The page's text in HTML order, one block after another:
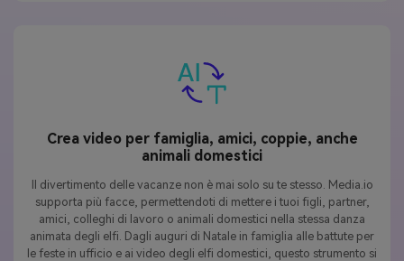
Crea video per famiglia, amici, coppie, anche
animali domestici
Il divertimento delle vacanze non è mai solo su te stesso. Media.io
supporta più facce, permettendoti di mettere i tuoi figli, partner,
amici, colleghi di lavoro o animali domestici nella stessa danza
animata degli elfi. Dagli auguri di Natale in famiglia alle battute per
le feste in ufficio e ai video degli elfi domestici, questo strumento si